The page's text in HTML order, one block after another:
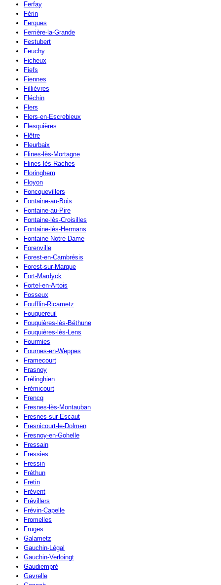
Ferfay
Férin
Ferques
Ferrière-la-Grande
Festubert
Feuchy
Ficheux
Fiefs
Fiennes
Fillièvres
Fléchin
Flers
Flers-en-Escrebieux
Flesquières
Flêtre
Fleurbaix
Flines-lès-Mortagne
Flines-lès-Raches
Floringhem
Floyon
Foncquevillers
Fontaine-au-Bois
Fontaine-au-Pire
Fontaine-lès-Croisilles
Fontaine-lès-Hermans
Fontaine-Notre-Dame
Forenville
Forest-en-Cambrésis
Forest-sur-Marque
Fort-Mardyck
Fortel-en-Artois
Fosseux
Foufflin-Ricametz
Fouquereuil
Fouquières-lès-Béthune
Fouquières-lès-Lens
Fourmies
Fournes-en-Weppes
Framecourt
Frasnoy
Frélinghien
Frémicourt
Frencq
Fresnes-lès-Montauban
Fresnes-sur-Escaut
Fresnicourt-le-Dolmen
Fresnoy-en-Gohelle
Fressain
Fressies
Fressin
Fréthun
Fretin
Frévent
Frévillers
Frévin-Capelle
Fromelles
Fruges
Galametz
Gauchin-Légal
Gauchin-Verloingt
Gaudiempré
Gavrelle